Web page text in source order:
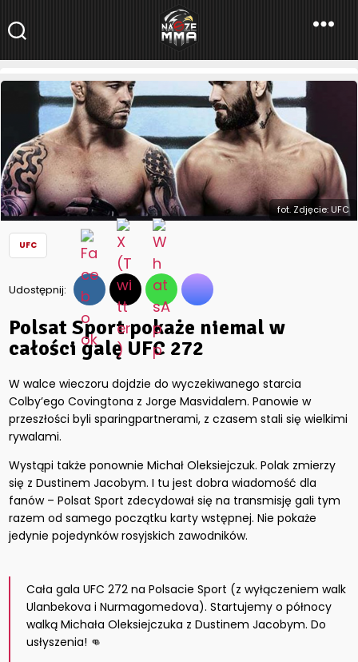
NaszeMMA
NaszeMMA.pl»Aktualności»Świat» »Polsat Sport pokaże
niemal w całości galę UFC 272
fot. Zdjęcie: UFC
UFC
Udostępnij:
Polsat Sport pokaże niemal w
całości galę UFC 272
W walce wieczoru dojdzie do wyczekiwanego starcia
Colby’ego Covingtona z Jorge Masvidalem. Panowie w
przeszłości byli sparingpartnerami, z czasem stali się wielkimi
rywalami.
Wystąpi także ponownie Michał Oleksiejczuk. Polak zmierzy
się z Dustinem Jacobym. I tu jest dobra wiadomość dla
fanów – Polsat Sport zdecydował się na transmisję gali tym
razem od samego początku karty wstępnej. Nie pokaże
jedynie pojedynków rosyjskich zawodników.
Cała gala UFC 272 na Polsacie Sport (z wyłączeniem walk
Ulanbekova i Nurmagomedova). Startujemy o północy
walką Michała Oleksiejczuka z Dustinem Jacobym. Do
usłyszenia! 👊